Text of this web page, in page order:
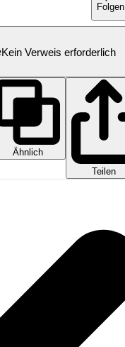
Folgen
Kein Verweis erforderlich
Ähnlich
Teilen